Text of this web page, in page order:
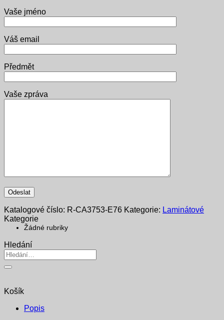
Vaše jméno
Váš email
Předmět
Vaše zpráva
Katalogové číslo: R-CA3753-E76 Kategorie: Laminátové
Kategorie
Žádné rubriky
Hledání
Hledat:
Košík
Popis